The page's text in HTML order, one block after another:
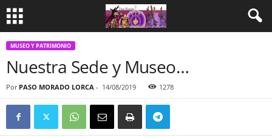
MUSEO Y PATRIMONIO
Nuestra Sede y Museo…
Por PASO MORADO LORCA - 14/08/2019 1278